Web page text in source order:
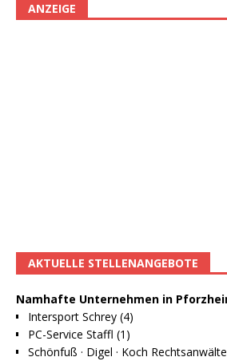
ANZEIGE
AKTUELLE STELLENANGEBOTE
Namhafte Unternehmen in
Intersport Schrey (4)
PC-Service Staffl (1)
Schönfuß · Digel · Koch